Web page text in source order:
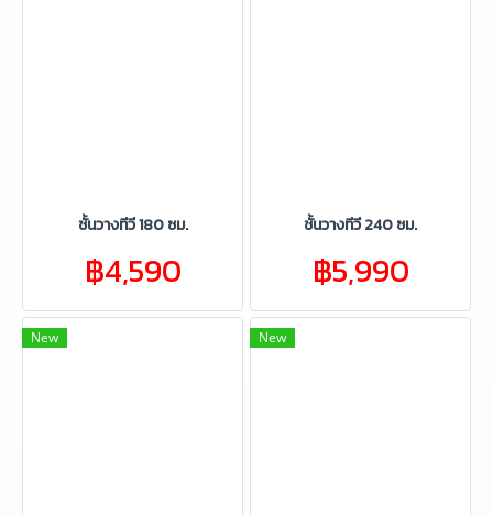
ชั้นวางทีวี 180 ซม.
฿4,590
ชั้นวางทีวี 240 ซม.
฿5,990
New New